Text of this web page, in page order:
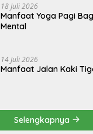
18 Juli 2026
Manfaat Yoga Pagi
Mental
14 Juli 2026
Manfaat Jalan Kaki
Selengkapnya